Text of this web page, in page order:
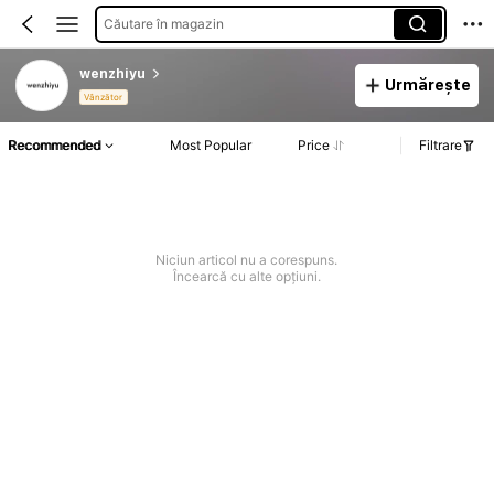
Căutare în magazin
wenzhiyu
Vânzător
Urmărește
Recommended Most Popular Price Filtrare
Niciun articol nu a corespuns.
Încearcă cu alte opțiuni.